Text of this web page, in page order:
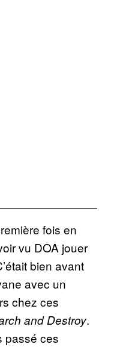
fois en
vu DOA jouer
bien avant
avec un
chez ces
and Destroy.
passé ces